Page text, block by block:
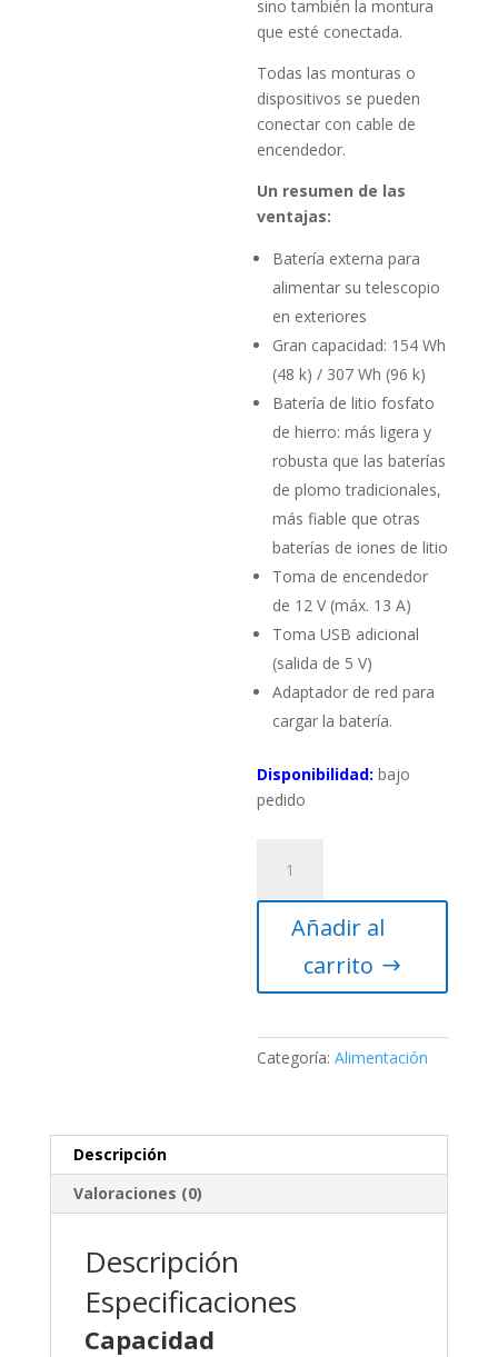
sino también la montura
que esté conectada.
Todas las monturas o
dispositivos se pueden
conectar con cable de
encendedor.
Un resumen de las
ventajas:
Batería externa para
alimentar su telescopio
en exteriores
Gran capacidad: 154 Wh
(48 k) / 307 Wh (96 k)
Batería de litio fosfato
de hierro: más ligera y
robusta que las baterías
de plomo tradicionales,
más fiable que otras
baterías de iones de litio
Toma de encendedor
de 12 V (máx. 13 A)
Toma USB adicional
(salida de 5 V)
Adaptador de red para
cargar la batería.
Disponibilidad: bajo
pedido
alimentación
Omegon
Powerbank
154Wh
Añadir al
carrito
Categoría:Alimentación
Descripción
Valoraciones (0)
Descripción
Especificaciones
Capacidad